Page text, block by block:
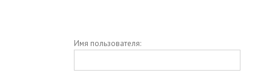
Имя пользователя: